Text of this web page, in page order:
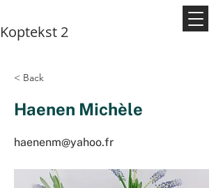
Koptekst 2
< Back
Haenen Michèle
haenenm@yahoo.fr